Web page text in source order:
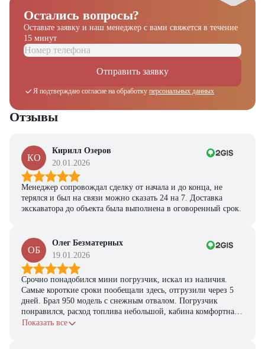
Остались вопросы?
Оставьте заявку и наш менеджер с вами свяжется в течение
15 минут
Отправить заявку
Я подтверждаю согласие на обработку персональных данных
Отзывы
КО
Кирилл Озеров
20.01.2026
Менеджер сопровождал сделку от начала и до конца, не
терялся и был на связи можно сказать 24 на 7. Доставка
экскаватора до объекта была выполнена в оговоренный срок.
ОБ
Олег Безматерных
19.01.2026
Срочно понадобился мини погрузчик, искал из наличия.
Самые короткие сроки пообещали здесь, отгрузили через 5
дней. Брал 950 модель с снежным отвалом. Погрузчик
понравился, расход топлива небольшой, кабина комфортная,
с задачами справляется.
Показать все